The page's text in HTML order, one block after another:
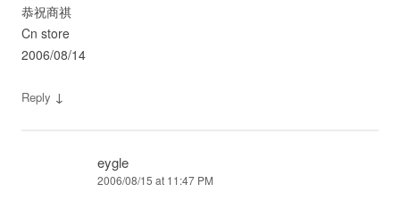
恭祝商祺
Cn store
2006/08/14
Reply ↓
eygle
2006/08/15 at 11:47 PM